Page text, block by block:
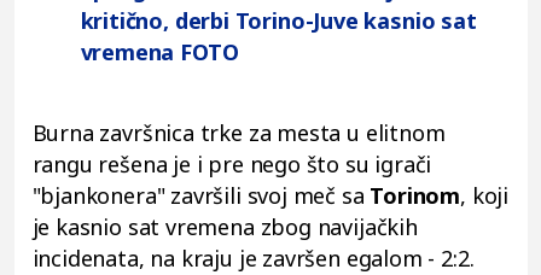
kritično, derbi Torino-Juve kasnio sat
vremena FOTO
Burna završnica trke za mesta u elitnom
rangu rešena je i pre nego što su igrači
"bjankonera" završili svoj meč sa Torinom, koji
je kasnio sat vremena zbog navijačkih
incidenata, na kraju je završen egalom - 2:2.